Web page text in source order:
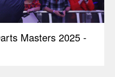
Masters 2025 -